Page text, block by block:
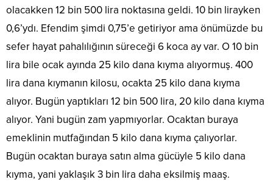
olacakken 12 bin 500 lira noktasına geldi. 10 bin lirayken
0,6’ydı. Efendim şimdi 0,75’e getiriyor ama önümüzde bu
sefer hayat pahalılığının süreceği 6 koca ay var. O 10 bin
lira bile ocak ayında 25 kilo dana kıyma alıyormuş. 400
lira dana kıymanın kilosu, ocakta 25 kilo dana kıyma
alıyor. Bugün yaptıkları 12 bin 500 lira, 20 kilo dana kıyma
alıyor. Yani bugün zam yapmıyorlar. Ocaktan buraya
emeklinin mutfağından 5 kilo dana kıyma çalıyorlar.
Bugün ocaktan buraya satın alma gücüyle 5 kilo dana
kıyma, yani yaklaşık 3 bin lira daha eksilmiş maaş.